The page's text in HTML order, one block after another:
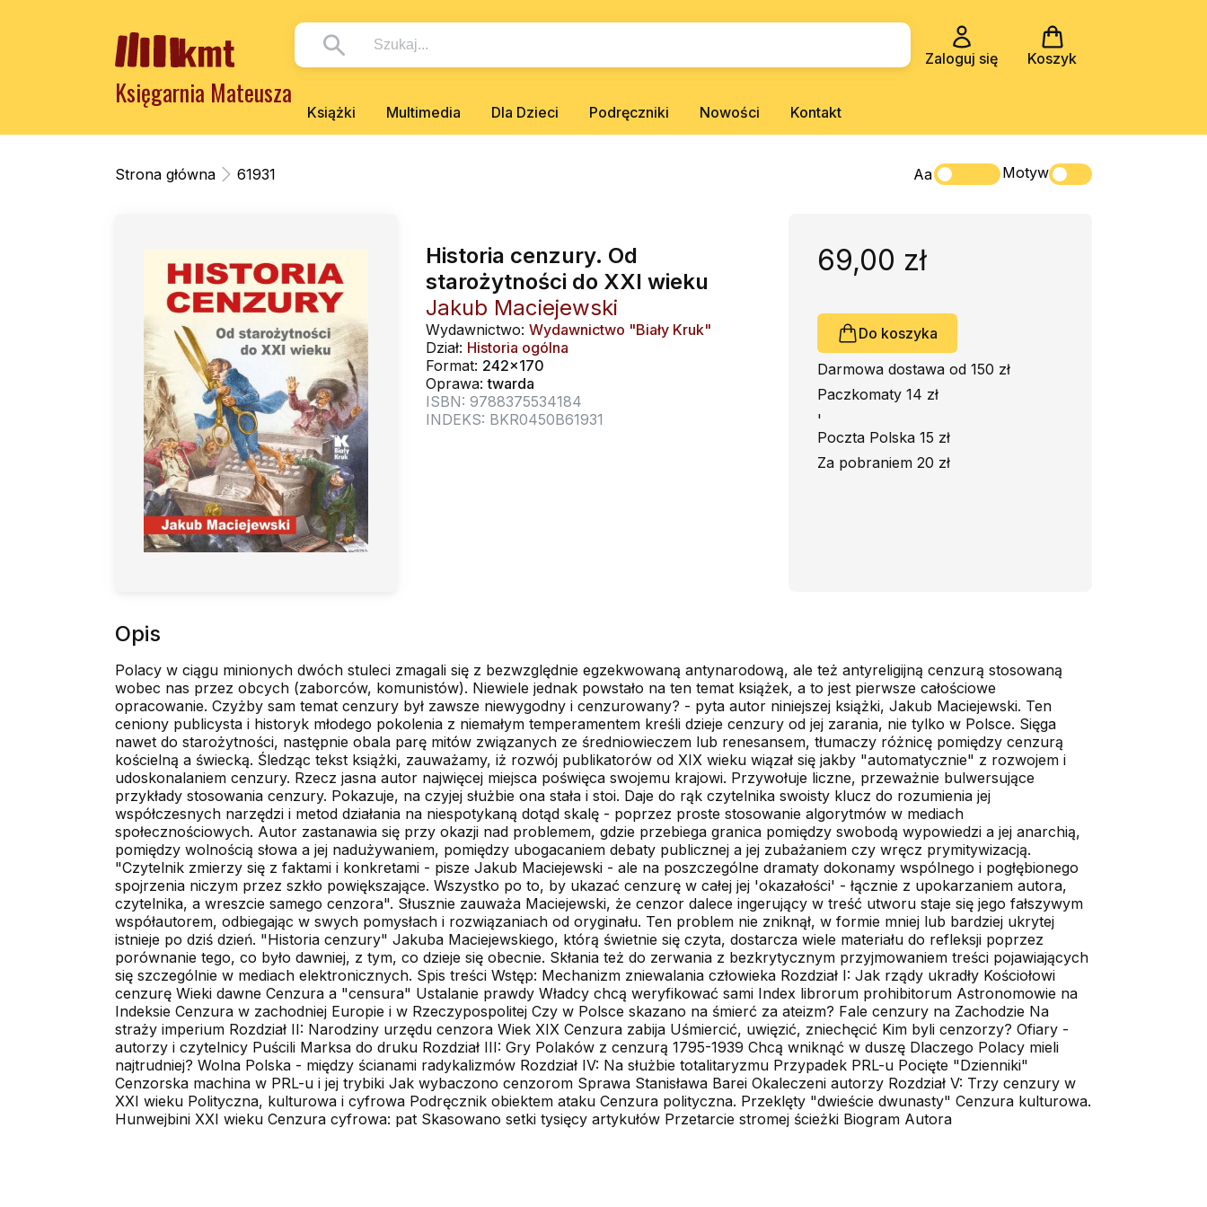
Zaloguj się Koszyk
Księgarnia Mateusza
Książki Multimedia Dla Dzieci Podręczniki Nowości Kontakt
Strona główna 61931 Aa Motyw
Historia cenzury. Od
starożytności do XXI wieku
Jakub Maciejewski
Wydawnictwo: Wydawnictwo "Biały Kruk"
Dział: Historia ogólna
Format: 242x170
Oprawa:twarda
ISBN: 9788375534184
INDEKS: BKR0450B61931
69,00 zł
Do koszyka
Darmowa dostawa od 150 zł
Paczkomaty 14 zł
'
Poczta Polska 15 zł
Za pobraniem 20 zł
Opis
Polacy w ciągu minionych dwóch stuleci zmagali się z bezwzględnie egzekwowaną antynarodową, ale też antyreligijną cenzurą stosowaną
wobec nas przez obcych (zaborców, komunistów). Niewiele jednak powstało na ten temat książek, a to jest pierwsze całościowe
opracowanie. Czyżby sam temat cenzury był zawsze niewygodny i cenzurowany? - pyta autor niniejszej książki, Jakub Maciejewski. Ten
ceniony publicysta i historyk młodego pokolenia z niemałym temperamentem kreśli dzieje cenzury od jej zarania, nie tylko w Polsce. Sięga
nawet do starożytności, następnie obala parę mitów związanych ze średniowieczem lub renesansem, tłumaczy różnicę pomiędzy cenzurą
kościelną a świecką. Śledząc tekst książki, zauważamy, iż rozwój publikatorów od XIX wieku wiązał się jakby "automatycznie" z rozwojem i
udoskonalaniem cenzury. Rzecz jasna autor najwięcej miejsca poświęca swojemu krajowi. Przywołuje liczne, przeważnie bulwersujące
przykłady stosowania cenzury. Pokazuje, na czyjej służbie ona stała i stoi. Daje do rąk czytelnika swoisty klucz do rozumienia jej
współczesnych narzędzi i metod działania na niespotykaną dotąd skalę - poprzez proste stosowanie algorytmów w mediach
społecznościowych. Autor zastanawia się przy okazji nad problemem, gdzie przebiega granica pomiędzy swobodą wypowiedzi a jej anarchią,
pomiędzy wolnością słowa a jej nadużywaniem, pomiędzy ubogacaniem debaty publicznej a jej zubażaniem czy wręcz prymitywizacją.
"Czytelnik zmierzy się z faktami i konkretami - pisze Jakub Maciejewski - ale na poszczególne dramaty dokonamy wspólnego i pogłębionego
spojrzenia niczym przez szkło powiększające. Wszystko po to, by ukazać cenzurę w całej jej 'okazałości' - łącznie z upokarzaniem autora,
czytelnika, a wreszcie samego cenzora". Słusznie zauważa Maciejewski, że cenzor dalece ingerujący w treść utworu staje się jego fałszywym
współautorem, odbiegając w swych pomysłach i rozwiązaniach od oryginału. Ten problem nie zniknął, w formie mniej lub bardziej ukrytej
istnieje po dziś dzień. "Historia cenzury" Jakuba Maciejewskiego, którą świetnie się czyta, dostarcza wiele materiału do refleksji poprzez
porównanie tego, co było dawniej, z tym, co dzieje się obecnie. Skłania też do zerwania z bezkrytycznym przyjmowaniem treści pojawiających
się szczególnie w mediach elektronicznych. Spis treści Wstęp: Mechanizm zniewalania człowieka Rozdział I: Jak rządy ukradły Kościołowi
cenzurę Wieki dawne Cenzura a "censura" Ustalanie prawdy Władcy chcą weryfikować sami Index librorum prohibitorum Astronomowie na
Indeksie Cenzura w zachodniej Europie i w Rzeczypospolitej Czy w Polsce skazano na śmierć za ateizm? Fale cenzury na Zachodzie Na
straży imperium Rozdział II: Narodziny urzędu cenzora Wiek XIX Cenzura zabija Uśmiercić, uwięzić, zniechęcić Kim byli cenzorzy? Ofiary -
autorzy i czytelnicy Puścili Marksa do druku Rozdział III: Gry Polaków z cenzurą 1795-1939 Chcą wniknąć w duszę Dlaczego Polacy mieli
najtrudniej? Wolna Polska - między ścianami radykalizmów Rozdział IV: Na służbie totalitaryzmu Przypadek PRL-u Pocięte "Dzienniki"
Cenzorska machina w PRL-u i jej trybiki Jak wybaczono cenzorom Sprawa Stanisława Barei Okaleczeni autorzy Rozdział V: Trzy cenzury w
XXI wieku Polityczna, kulturowa i cyfrowa Podręcznik obiektem ataku Cenzura polityczna. Przeklęty "dwieście dwunasty" Cenzura kulturowa.
Hunwejbini XXI wieku Cenzura cyfrowa: pat Skasowano setki tysięcy artykułów Przetarcie stromej ścieżki Biogram Autora